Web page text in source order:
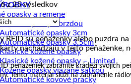
opasky a remene
Kožené opasky s brzdou
Automatické opasky 3cm
Automatické opasky 3.5cm
Klasické kožené opasky
Klasické kožené opasky – Limited
Kožené opasky viazané šatkou
Automatické kovové pracky
z 25 výsledkovZoradené
podľa
ceny:
od
najnižšej
po
najvyššiu
RFID sú peňaženky alebo puzdra
nachádzajú v tejto peňaženke,
peňaženiek zabránite krádeži svojich
Tento materiál slúži na zabránenie